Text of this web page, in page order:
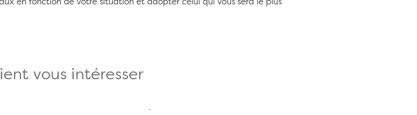
en fonction de votre situation et adopter celui qui vous sera le plus
vous intéresser